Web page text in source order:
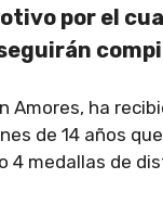
por el
Amores, ha
de 14 años
4 medallas de